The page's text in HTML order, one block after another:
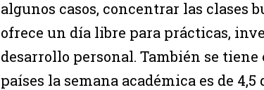
algunos casos, concentrar las clases
ofrece un día libre para prácticas,
desarrollo personal. También se
países la semana académica es de